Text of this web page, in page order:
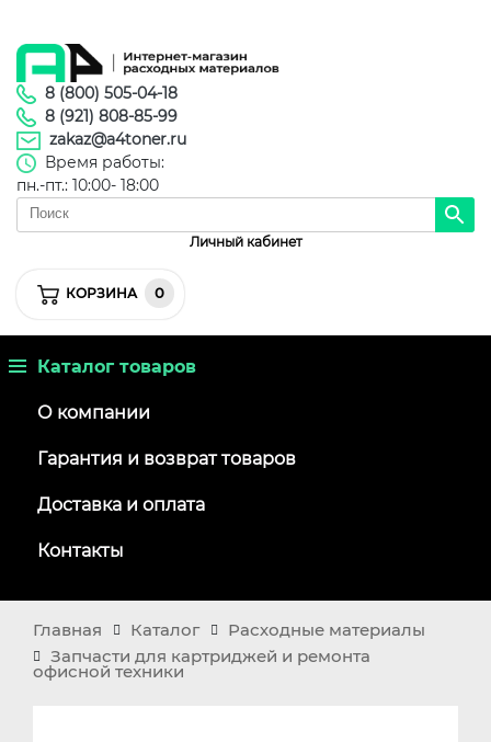
8 (800) 505-04-18
8 (921) 808-85-99
zakaz@a4toner.ru
Время работы:
пн.-пт.: 10:00- 18:00
Личный кабинет
КОРЗИНА 0
Каталог товаров
О компании
Гарантия и возврат товаров
Доставка и оплата
Контакты
Главная Каталог
Расходные материалы
Запчасти для картриджей и ремонта
офисной техники